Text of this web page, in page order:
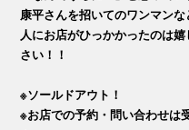
康平さんを招いてのワンマン
人にお店がひっかかったのは
さい！！
※ソールドアウト！
※お店での予約・問い合わせは